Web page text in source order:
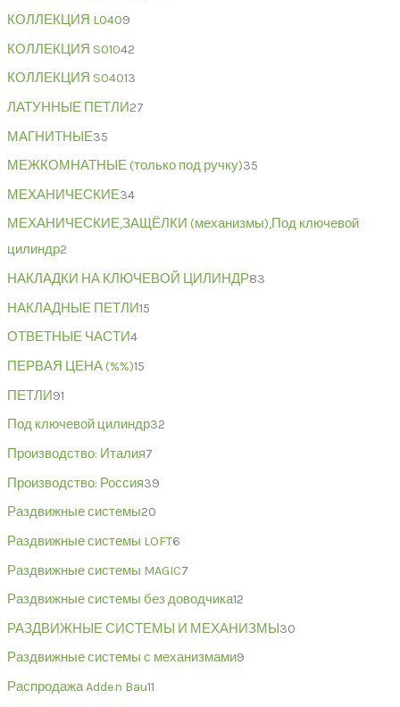
КОЛЛЕКЦИЯ L0409
КОЛЛЕКЦИЯ S01042
КОЛЛЕКЦИЯ S04013
ЛАТУННЫЕ ПЕТЛИ27
МАГНИТНЫЕ35
МЕЖКОМНАТНЫЕ (только под ручку)35
МЕХАНИЧЕСКИЕ34
МЕХАНИЧЕСКИЕ,ЗАЩЁЛКИ (механизмы),Под ключевой
цилиндр2
НАКЛАДКИ НА КЛЮЧЕВОЙ ЦИЛИНДР83
НАКЛАДНЫЕ ПЕТЛИ15
ОТВЕТНЫЕ ЧАСТИ4
ПЕРВАЯ ЦЕНА (%%)15
ПЕТЛИ91
Под ключевой цилиндр32
Производство: Италия7
Производство: Россия39
Раздвижные системы20
Раздвижные системы LOFT6
Раздвижные системы MAGIC7
Раздвижные системы без доводчика12
РАЗДВИЖНЫЕ СИСТЕМЫ И МЕХАНИЗМЫ 30
Раздвижные системы с механизмами9
Распродажа Adden Bau11